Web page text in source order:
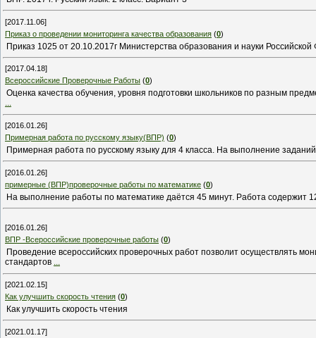
[2017.11.06]
Приказ о проведении мониторинга качества образования (0)
Приказ 1025 от 20.10.2017г Министерства образования и науки
[2017.04.18]
Всероссийские Проверочные Работы (0)
Оценка качества обучения, уровня подготовки школьников по разным
...
[2016.01.26]
Примерная работа по русскому языку(ВПР) (0)
Примерная работа по русскому языку для 4 класса. На выполнение
[2016.01.26]
примерные (ВПР)проверочные работы по математике (0)
На выполнение работы по математике даётся 45 минут. Работа содержит
[2016.01.26]
ВПР -Всероссийские проверочные работы (0)
Проведение всероссийских проверочных работ позволит осуществлять
стандартов ...
[2021.02.15]
Как улучшить скорость чтения (0)
Как улучшить скорость чтения
[2021.01.17]